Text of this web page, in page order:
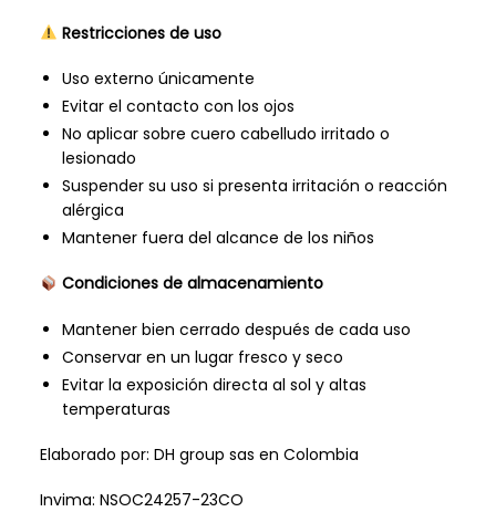
Restricciones de uso
Uso externo únicamente
Evitar el contacto con los ojos
No aplicar sobre cuero cabelludo irritado o
lesionado
Suspender su uso si presenta irritación o reacción
alérgica
Mantener fuera del alcance de los niños
Condiciones de almacenamiento
Mantener bien cerrado después de cada uso
Conservar en un lugar fresco y seco
Evitar la exposición directa al sol y altas
temperaturas
Elaborado por: DH group sas en Colombia
Invima: NSOC24257-23CO